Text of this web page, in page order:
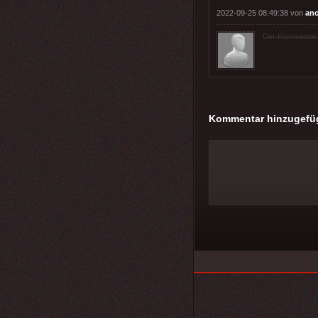
2022-09-25 08:49:38 von
Der
Kommentar